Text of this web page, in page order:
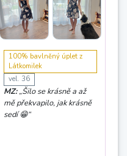
100% bavlněný úplet z
Látkomilek
vel. 36
MZ:„Šilo se krásně a až
mě překvapilo, jak krásně
sedí 😁“